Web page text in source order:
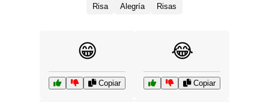
mostrando primero los más populares. ¿Buscas más?
Risa Alegría Risas
😁
Copiar
😂
Copiar